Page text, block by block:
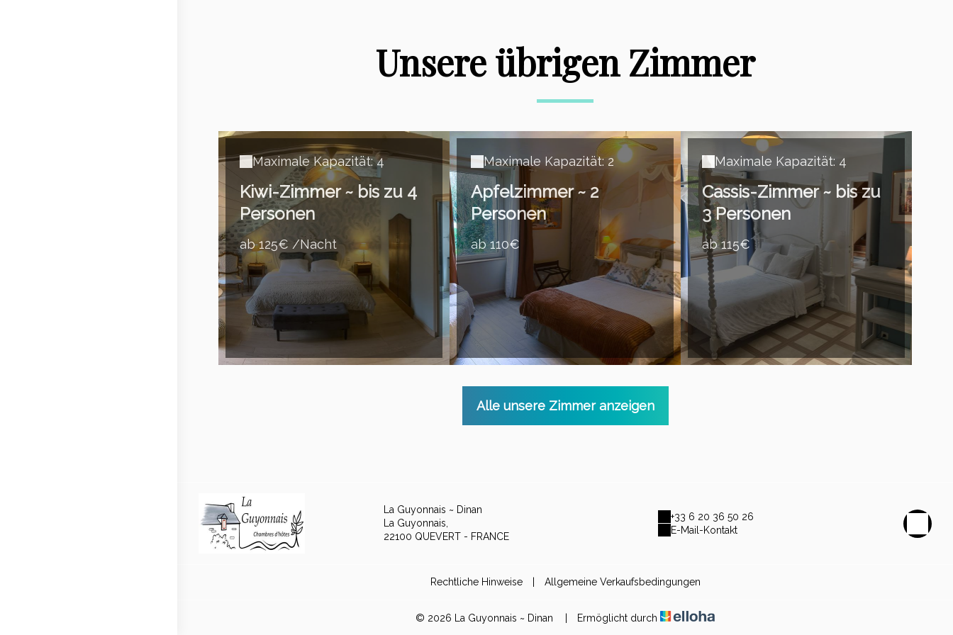
Unsere übrigen Zimmer
Maximale Kapazität: 4
Kiwi-Zimmer ~ bis zu 4
Personen
ab 125€ /Nacht
Maximale Kapazität: 2
Apfelzimmer ~ 2
Personen
ab 110€
Maximale Kapazität: 4
Cassis-Zimmer ~ bis zu
3 Personen
ab 115€
Alle unsere Zimmer anzeigen
La Guyonnais ~ Dinan
La Guyonnais,
22100 QUEVERT - FRANCE
+33 6 20 36 50 26
E-Mail-Kontakt
Rechtliche Hinweise Allgemeine Verkaufsbedingungen
© 2026 La Guyonnais ~ Dinan Ermöglicht durch